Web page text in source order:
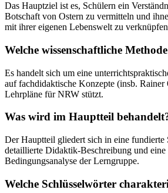
Das Hauptziel ist es, Schülern ein
Botschaft von Ostern zu vermitteln und
mit ihrer eigenen Lebenswelt zu
Welche wissenschaftliche
Es handelt sich um eine
auf fachdidaktische Konzepte (insb.
Lehrpläne für NRW stützt.
Was wird im Hauptteil
Der Hauptteil gliedert sich in eine fundierte
detaillierte Didaktik-Beschreibung und eine
Bedingungsanalyse der Lerngruppe.
Welche Schlüsselwörter